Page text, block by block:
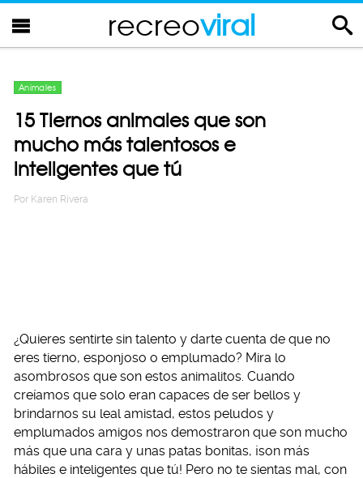
recreoviral
Animales
15 Tiernos animales que son
mucho más talentosos e
inteligentes que tú
Por Karen Rivera
¿Quieres sentirte sin talento y darte cuenta de que no
eres tierno, esponjoso o emplumado? Mira lo
asombrosos que son estos animalitos. Cuando
creíamos que solo eran capaces de ser bellos y
brindarnos su leal amistad, estos peludos y
emplumados amigos nos demostraron que son mucho
más que una cara y unas patas bonitas, ¡son más
hábiles e inteligentes que tú! Pero no te sientas mal, con